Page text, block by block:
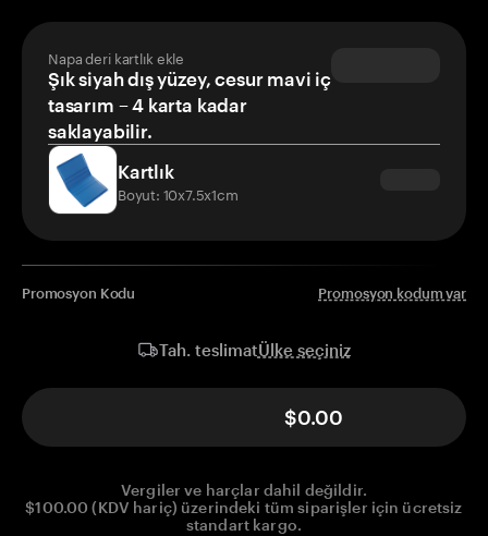
Napa deri kartlık ekle
Şık siyah dış yüzey, cesur mavi iç
tasarım – 4 karta kadar
saklayabilir.
Kartlık
Boyut: 10x7.5x1cm
Promosyon Kodu Promosyon kodum var
Tah. teslimatÜlke seçiniz
$0.00
Vergiler ve harçlar dahil değildir.
$100.00 (KDV hariç) üzerindeki tüm siparişler için ücretsiz
standart kargo.